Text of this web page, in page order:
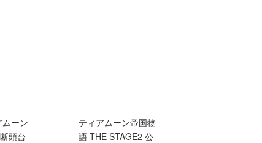
ーン
頭台
ティアムーン帝国物
語 THE STAGE2 公